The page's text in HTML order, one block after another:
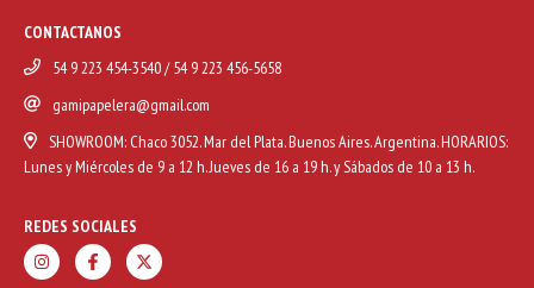
CONTACTANOS
54 9 223 454-3540 / 54 9 223 456-5658
gamipapelera@gmail.com
SHOWROOM: Chaco 3052. Mar del Plata. Buenos Aires. Argentina. HORARIOS:
Lunes y Miércoles de 9 a 12 h. Jueves de 16 a 19 h. y Sábados de 10 a 13 h.
REDES SOCIALES